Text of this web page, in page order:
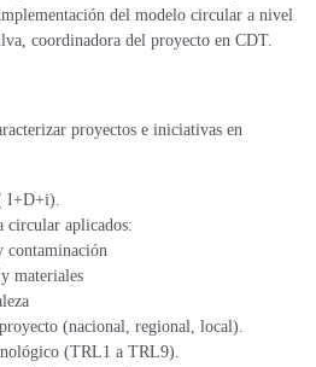
del modelo circular a nivel
coordinadora del proyecto en CDT.
proyectos e iniciativas en
I+D+i).
circular aplicados:
contaminación
materiales
(nacional, regional, local).
(TRL1 a TRL9).